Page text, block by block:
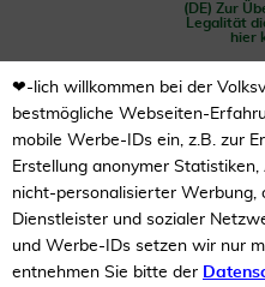
(DE) Zur
Legalität
hier
Unsere
❤-lich willkommen bei der
bestmögliche Webseiten-
mobile Werbe-IDs ein, z.B. zur
Erstellung anonymer
nicht-personalisierter Werbung,
Dienstleister und sozialer
und Werbe-IDs setzen wir nur
entnehmen Sie bitte der